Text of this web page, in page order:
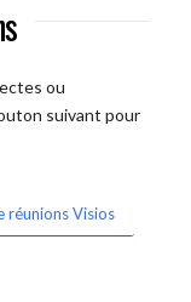
ou
suivant pour
réunions Visios